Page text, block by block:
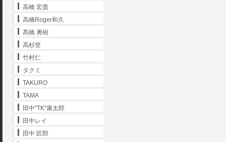
高橋 宏貴
高橋Roger和久
髙橋 勇樹
高杉登
竹村仁
タクミ
TAKURO
TAMA
田中"TK"康太郎
田中レイ
田中 匠郎